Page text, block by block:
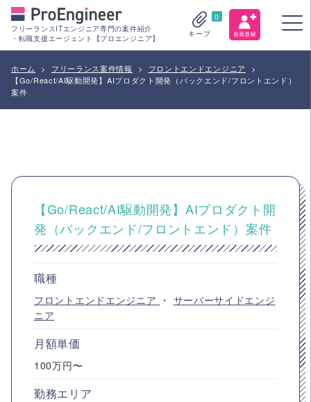
フリーランスITエンジニア専門の案件紹介
・転職支援エージェント【プロエンジニア】
0
キープ
ホーム > フリーランス案件情報 > フロントエンドエンジニア
>
【Go/React/AI駆動開発】AIプロダクト開発（バックエンド/フロントエンド）
案件
【Go/React/AI駆動開発】AIプロダクト開
発（バックエンド/フロントエンド）案件
職種
フロントエンドエンジニア ・ サーバーサイドエンジ
ニア
月額単価
100万円〜
勤務エリア